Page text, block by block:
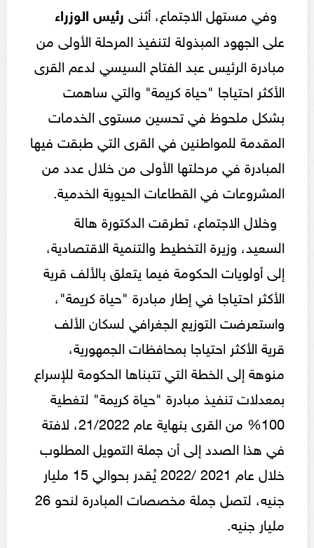
وفي مستهل الاجتماع، أثنى رئيس الوزراء
على الجهود المبذولة لتنفيذ المرحلة الأولى من
مبادرة الرئيس عبد الفتاح السيسي لدعم القرى
الأكثر احتياجا "حياة كريمة" والتي ساهمت
بشكل ملحوظ في تحسين مستوى الخدمات
المقدمة للمواطنين في القرى التي طبقت فيها
المبادرة في مرحلتها الأولى من خلال عدد من
المشروعات في القطاعات الحيوية الخدمية.
وخلال الاجتماع، تطرقت الدكتورة هالة
السعيد، وزيرة التخطيط والتنمية الاقتصادية،
إلى أولويات الحكومة فيما يتعلق بالألف قرية
الأكثر احتياجا في إطار مبادرة "حياة كريمة"،
واستعرضت التوزيع الجغرافي لسكان الألف
قرية الأكثر احتياجا بمحافظات الجمهورية،
منوهة إلى الخطة التي تتبناها الحكومة للإسراع
بمعدلات تنفيذ مبادرة "حياة كريمة" لتغطية
100% من القرى بنهاية عام 21/2022، لافتة
في هذا الصدد إلى أن جملة التمويل المطلوب
خلال عام 2021 /2022 يُقدر بحوالي 15 مليار
جنيه، لتصل جملة مخصصات المبادرة لنحو 26
مليار جنيه.